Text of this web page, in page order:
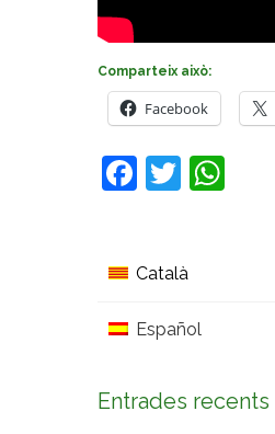
Comparteix això:
Facebook
Facebook
Twitter
Català
Español
Entrades recents